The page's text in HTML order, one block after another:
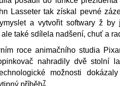
Lasseter tak získal pevné
a vytvořit softwary ž by
také sdílela nadšení, chuť a
roce animačního studia
nahradily dvě stolní
možnosti
příběh7.